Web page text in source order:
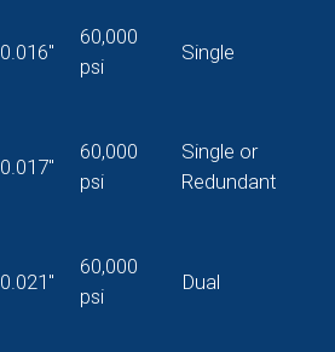
0.016"
60,000
psi
Single
0.017"
60,000
psi
Single or
Redundant
0.021"
60,000
psi
Dual